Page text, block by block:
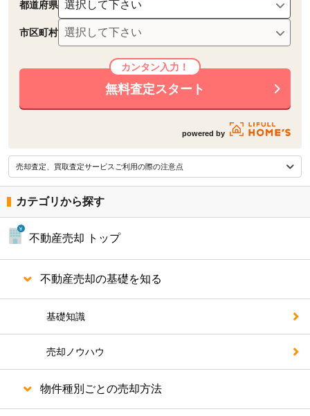
都道府県
市区町村
無料査定スタート
powered by
売却査定、買取査定サービスご利用の際の注意点
カテゴリから探す
不動産売却 トップ
不動産売却の基礎を知る
基礎知識
売却ノウハウ
物件種別ごとの売却方法